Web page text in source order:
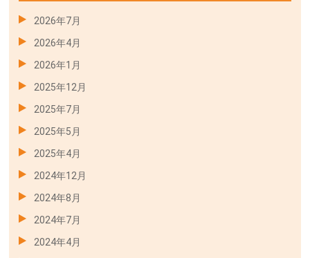
2026年7月
2026年4月
2026年1月
2025年12月
2025年7月
2025年5月
2025年4月
2024年12月
2024年8月
2024年7月
2024年4月